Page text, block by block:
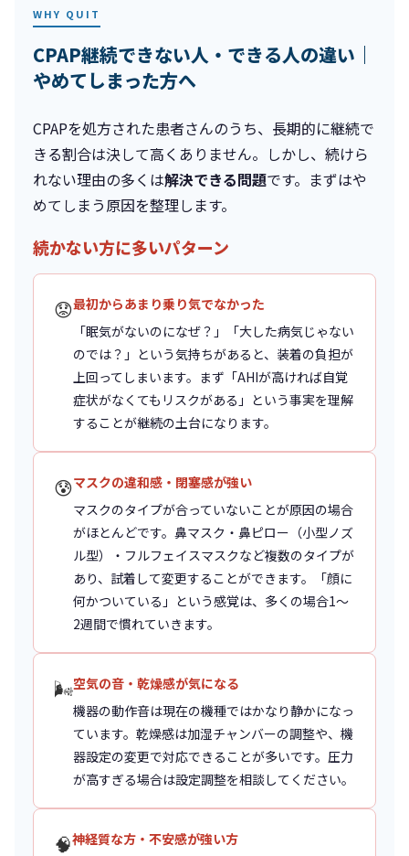
WHY QUIT
CPAP継続できない人・できる人の違い｜
やめてしまった方へ
CPAPを処方された患者さんのうち、長期的に継続で
きる割合は決して高くありません。しかし、続けら
れない理由の多くは解決できる問題です。まずはや
めてしまう原因を整理します。
続かない方に多いパターン
😟最初からあまり乗り気でなかった
「眠気がないのになぜ？」「大した病気じゃない
のでは？」という気持ちがあると、装着の負担が
上回ってしまいます。まず「AHIが高ければ自覚
症状がなくてもリスクがある」という事実を理解
することが継続の土台になります。
😰マスクの違和感・閉塞感が強い
マスクのタイプが合っていないことが原因の場合
がほとんどです。鼻マスク・鼻ピロー（小型ノズ
ル型）・フルフェイスマスクなど複数のタイプが
あり、試着して変更することができます。「顔に
何かついている」という感覚は、多くの場合1〜
2週間で慣れていきます。
🌬️空気の音・乾燥感が気になる
機器の動作音は現在の機種ではかなり静かになっ
ています。乾燥感は加湿チャンバーの調整や、機
器設定の変更で対応できることが多いです。圧力
が高すぎる場合は設定調整を相談してください。
🧠神経質な方・不安感が強い方